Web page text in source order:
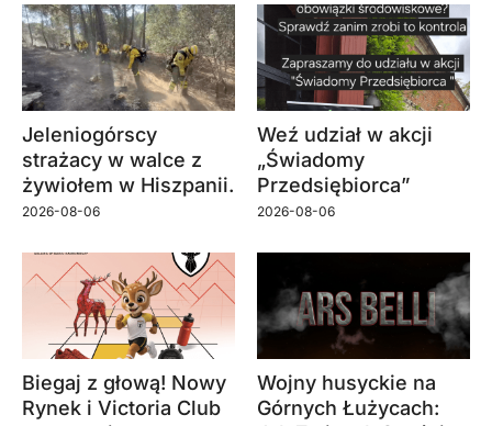
Jeleniogórscy
strażacy w walce z
żywiołem w Hiszpanii.
2026-08-06
Weź udział w akcji
„Świadomy
Przedsiębiorca”
2026-08-06
Biegaj z głową! Nowy
Rynek i Victoria Club
Wojny husyckie na
Górnych Łużycach: